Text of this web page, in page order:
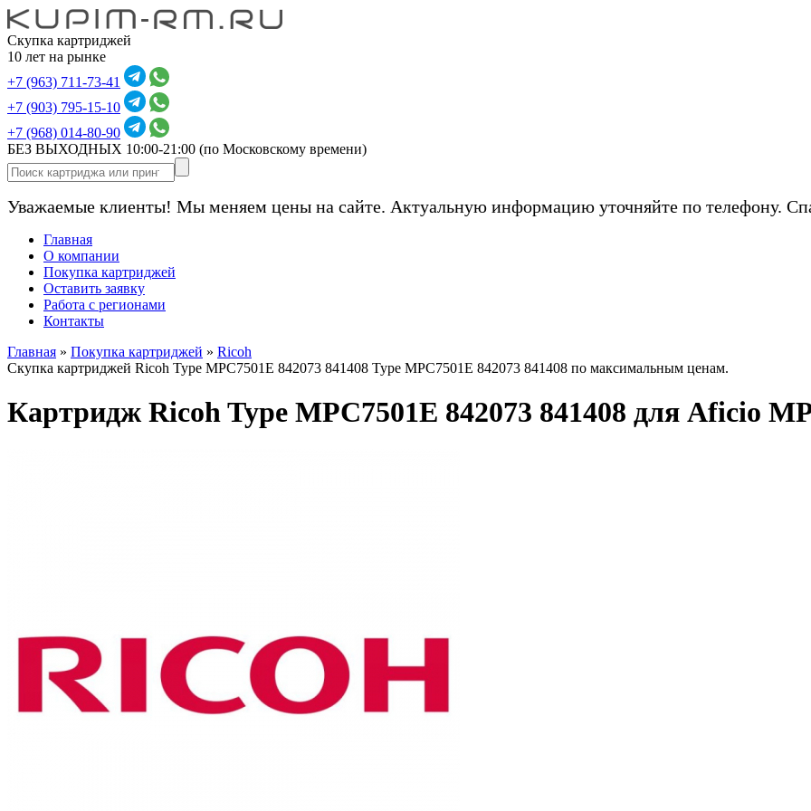
Скупка картриджей
10 лет на рынке
+7 (963) 711-73-41
+7 (903) 795-15-10
+7 (968) 014-80-90
БЕЗ ВЫХОДНЫХ 10:00-21:00 (по Московскому времени)
Уважаемые клиенты! Мы меняем цены на сайте. Актуальную информацию уточняйте по телефону.
Главная
О компании
Покупка картриджей
Оставить заявку
Работа с регионами
Контакты
Главная » Покупка картриджей » Ricoh
Скупка картриджей Ricoh Type MPC7501E 842073 841408 Type MPC7501E 842073 841408 по максимальным ценам.
Картридж Ricoh Type MPC7501E 842073 841408 для Aficio